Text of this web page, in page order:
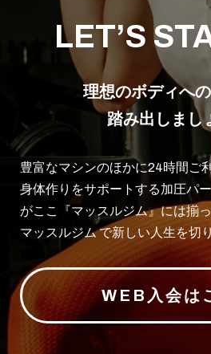
LET’S
理想のボディへ
踏み出しまし
豊富なマシンのほかに24時間ご
身体作りをサポートする加圧パ
がここ『マッスルジム』には揃っ
マッスルジム で新しい人生を切
WEB入会は